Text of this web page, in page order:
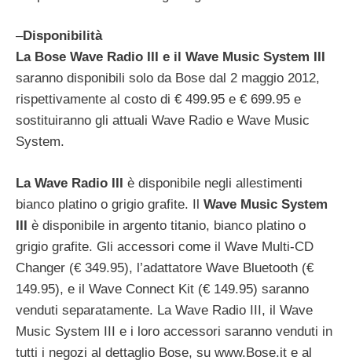
–Disponibilità
La Bose Wave Radio III e il Wave Music System III
saranno disponibili solo da Bose dal 2 maggio 2012,
rispettivamente al costo di € 499.95 e € 699.95 e
sostituiranno gli attuali Wave Radio e Wave Music
System.
La Wave Radio III è disponibile negli allestimenti
bianco platino o grigio grafite. Il Wave Music System
III è disponibile in argento titanio, bianco platino o
grigio grafite. Gli accessori come il Wave Multi-CD
Changer (€ 349.95), l’adattatore Wave Bluetooth (€
149.95), e il Wave Connect Kit (€ 149.95) saranno
venduti separatamente. La Wave Radio III, il Wave
Music System III e i loro accessori saranno venduti in
tutti i negozi al dettaglio Bose, su www.Bose.it e al